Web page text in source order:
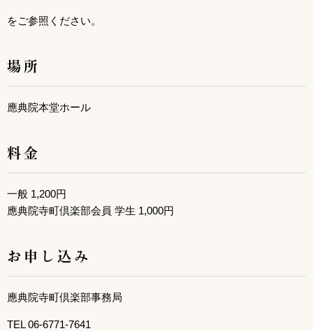
をご参照ください。
場所
應典院本堂ホール
料金
一般 1,200円
應典院寺町倶楽部会員 学生 1,000円
お申し込み
應典院寺町倶楽部事務局
TEL 06-6771-7641